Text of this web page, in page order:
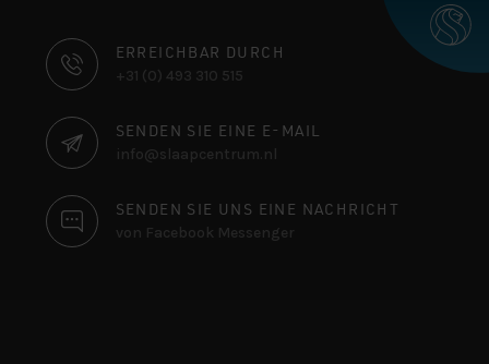
KONTAKTINFORMATIONEN
ERREICHBAR DURCH
+31 (0) 493 310 515
SENDEN SIE EINE E-MAIL
info@slaapcentrum.nl
SENDEN SIE UNS EINE NACHRICHT
von Facebook Messenger